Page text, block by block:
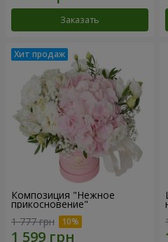
Заказать
Композиция "Нежное
прикосновение"
1 777 грн